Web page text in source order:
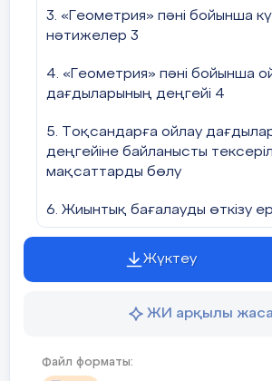
Кері
- нені
- нені
- немен
Үйге
1-сурет
3. «Геометрия» пәні бойынша
нәтижелер 3
4. «Геометрия» пәні бойынша
дағдыларының деңгейі 4
5. Тоқсандарға ойлау
деңгейіне байланысты
мақсаттарды бөлу
6. Жиынтық бағалауды өткізу
7. Модерация және балл қою 6
1-ТОҚСАН БОЙЫНША
БАҒАЛАУ СПЕЦИФИКАЦИЯСЫ 7
БАҒАЛАУ СПЕЦИФИКАЦИЯСЫ
Жүктеу
ЖИ арқылы
Файл форматы: